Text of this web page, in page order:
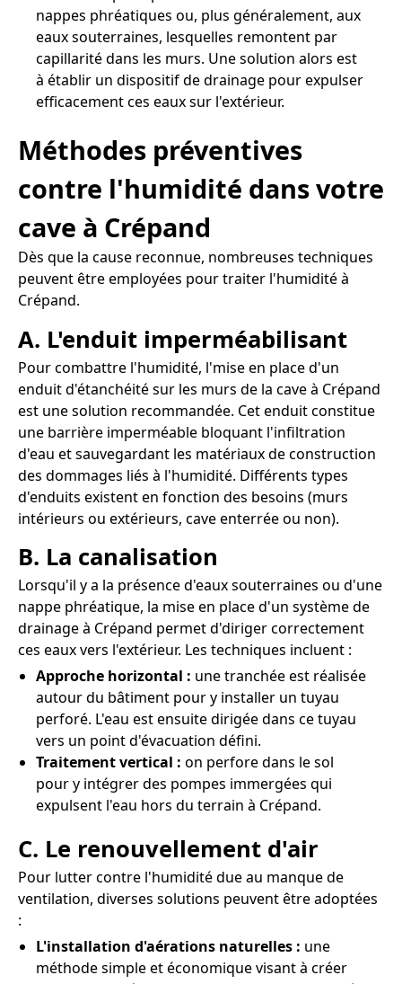
nappes phréatiques ou, plus généralement, aux
eaux souterraines, lesquelles remontent par
capillarité dans les murs. Une solution alors est
à établir un dispositif de drainage pour expulser
efficacement ces eaux sur l'extérieur.
Méthodes préventives
contre l'humidité dans votre
cave à Crépand
Dès que la cause reconnue, nombreuses techniques
peuvent être employées pour traiter l'humidité à
Crépand.
A. L'enduit imperméabilisant
Pour combattre l'humidité, l'mise en place d'un
enduit d'étanchéité sur les murs de la cave à Crépand
est une solution recommandée. Cet enduit constitue
une barrière imperméable bloquant l'infiltration
d'eau et sauvegardant les matériaux de construction
des dommages liés à l'humidité. Différents types
d'enduits existent en fonction des besoins (murs
intérieurs ou extérieurs, cave enterrée ou non).
B. La canalisation
Lorsqu'il y a la présence d'eaux souterraines ou d'une
nappe phréatique, la mise en place d'un système de
drainage à Crépand permet d'diriger correctement
ces eaux vers l'extérieur. Les techniques incluent :
Approche horizontal : une tranchée est réalisée
autour du bâtiment pour y installer un tuyau
perforé. L'eau est ensuite dirigée dans ce tuyau
vers un point d'évacuation défini.
Traitement vertical : on perfore dans le sol
pour y intégrer des pompes immergées qui
expulsent l'eau hors du terrain à Crépand.
C. Le renouvellement d'air
Pour lutter contre l'humidité due au manque de
ventilation, diverses solutions peuvent être adoptées
:
L'installation d'aérations naturelles : une
méthode simple et économique visant à créer